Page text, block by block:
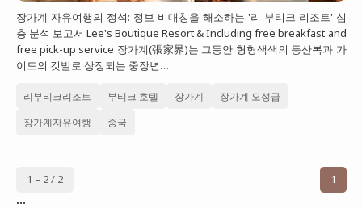
장가계 자유여행의 정석: 정보 비대칭을 해소하는 '리 부티크 리조트' 심
층 분석 보고서 Lee's Boutique Resort & Including free breakfast and
free pick-up service 장가계(張家界)는 그동안 형형색색의 등산복과 가
이드의 깃발로 상징되는 중장년…
리부티크리조트 부티크 호텔 장가계 장가계 오성급
장가계자유여행 중국
1 – 2 / 2
1
...